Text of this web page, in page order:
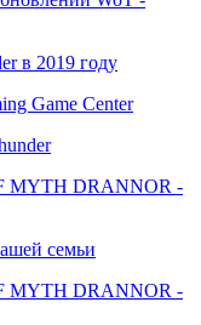
в 2019 году
Game Center
MYTH DRANNOR -
семьи
MYTH DRANNOR -